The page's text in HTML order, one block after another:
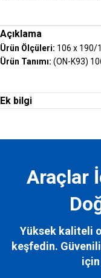
Açıklama
Ürün Ölçüleri: 106 x 190/
Ürün Tanımı: (ON-K93)
Ek bilgi
Araçlar
Yüksek kaliteli
keşfedin.